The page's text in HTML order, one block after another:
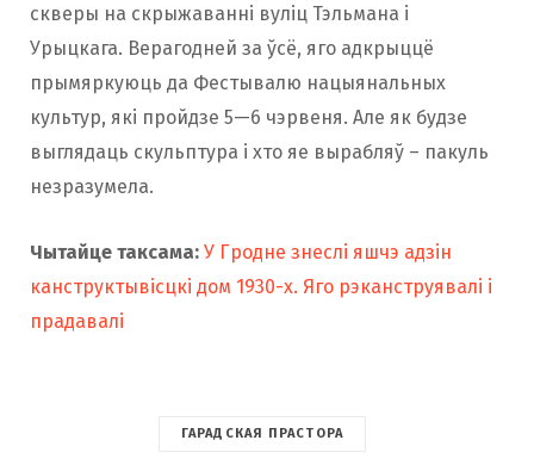
скверы на скрыжаванні вуліц Тэльмана і
Урыцкага. Верагодней за ўсё, яго адкрыццё
прымяркуюць да Фестывалю нацыянальных
культур, які пройдзе 5—6 чэрвеня. Але як будзе
выглядаць скульптура і хто яе вырабляў – пакуль
незразумела.
Чытайце таксама: У Гродне знеслі яшчэ адзін
канструктывісцкі дом 1930-х. Яго рэканструявалі і
прадавалі
ГАРАДСКАЯ ПРАСТОРА